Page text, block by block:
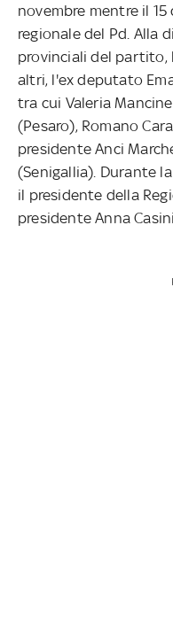
novembre mentre il
regionale del Pd. Alla
provinciali del
altri, l'ex deputato
tra cui Valeria
(Pesaro), Romano
presidente Anci
(Senigallia). Durante
il presidente della
presidente Anna Casini.